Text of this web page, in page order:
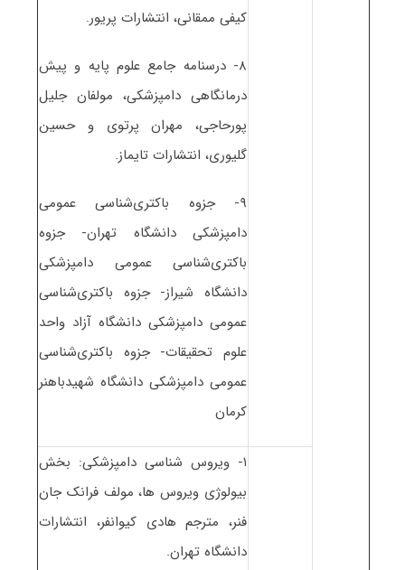
کیفی ممقانی، انتشارات پریور.
۸- درسنامه جامع علوم پایه و پیش
درمانگاهی دامپزشکی، مولفان جلیل
پورحاجی، مهران پرتوی و حسین
گلیوری، انتشارات تایماز.
۹- جزوه باکتری‌شناسی عمومی
دامپزشکی دانشگاه تهران- جزوه
باکتری‌شناسی عمومی دامپزشکی
دانشگاه شیراز- جزوه باکتری‌شناسی
عمومی دامپزشکی دانشگاه آزاد واحد
علوم تحقیقات- جزوه باکتری‌شناسی
عمومی دامپزشکی دانشگاه شهیدباهنر
کرمان
۱- ویروس شناسی دامپزشکی: بخش
بیولوژی ویروس ها، مولف فرانک جان
فنر، مترجم هادی کیوانفر، انتشارات
دانشگاه تهران.